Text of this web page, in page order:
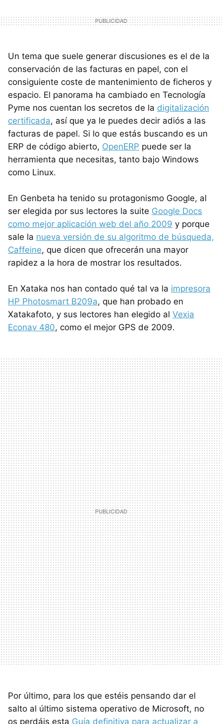
Un tema que suele generar discusiones es el de la
conservación de las facturas en papel, con el
consiguiente coste de mantenimiento de ficheros y
espacio. El panorama ha cambiado en Tecnología
Pyme nos cuentan los secretos de la digitalización
certificada, así que ya le puedes decir adiós a las
facturas de papel. Si lo que estás buscando es un
ERP de código abierto, OpenERP puede ser la
herramienta que necesitas, tanto bajo Windows
como Linux.
En Genbeta ha tenido su protagonismo Google, al
ser elegida por sus lectores la suite Google Docs
como mejor aplicación web del año 2009 y porque
sale la nueva versión de su algoritmo de búsqueda,
Caffeine, que dicen que ofrecerán una mayor
rapidez a la hora de mostrar los resultados.
En Xataka nos han contado qué tal va la impresora
HP Photosmart B209a, que han probado en
Xatakafoto, y sus lectores han elegido al Vexia
Econav 480, como el mejor GPS de 2009.
Por último, para los que estéis pensando dar el
salto al último sistema operativo de Microsoft, no
os perdáis esta Guía definitiva para actualizar a